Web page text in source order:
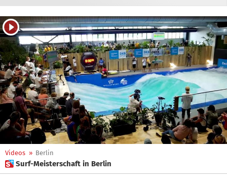
Videos » Berlin
 Surf-Meisterschaft in Berlin